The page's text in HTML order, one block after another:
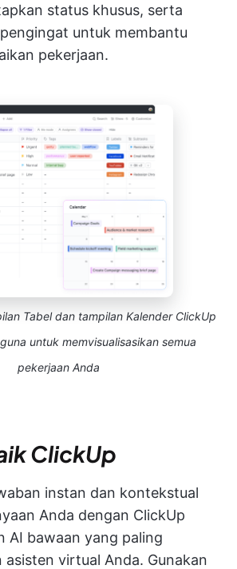
status khusus, serta
untuk membantu
pekerjaan.
Tabel dan tampilan Kalender ClickUp
untuk memvisualisasikan semua
pekerjaan Anda
ClickUp
instan dan kontekstual
Anda dengan ClickUp
AI bawaan yang paling
asisten virtual Anda. Gunakan